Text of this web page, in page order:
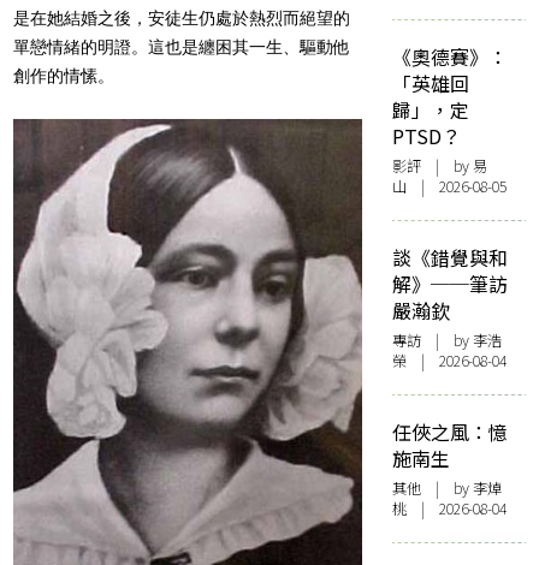
是在她結婚之後，安徒生仍處於熱烈而絕望的
單戀情緒的明證。這也是纏困其一生、驅動他
創作的情愫。
《奧德賽》：
「英雄回
歸」，定
PTSD？
影評 | by 易
山 | 2026-08-05
談《錯覺與和
解》──筆訪
嚴瀚欽
專訪 | by 李浩
榮 | 2026-08-04
任俠之風：憶
施南生
其他 | by 李焯
桃 | 2026-08-04